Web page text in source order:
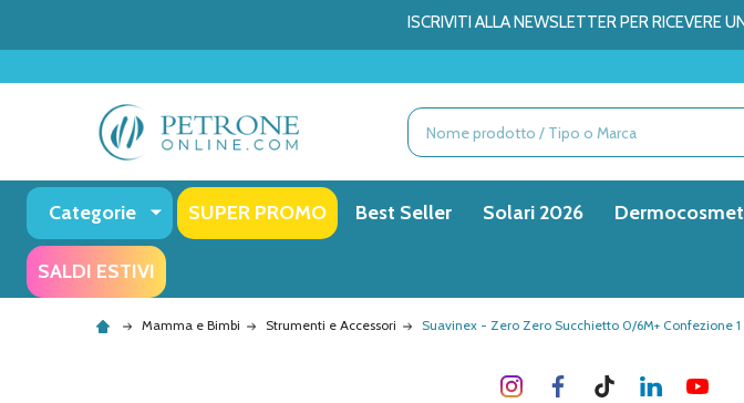
ISCRIVITI ALLA NEWSLETTER PER RICEVERE
🎁
Ricerca
Categorie SUPER PROMO Best Seller Solari 2026
SALDI ESTIVI
Mamma e Bimbi Strumenti e Accessori Suavinex - Zero Zero Succhietto 0/6M+ Confezione 1